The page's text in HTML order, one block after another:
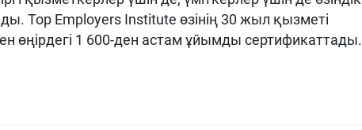
. Top Employers Institute өзінің 30 жыл қызметі
өңірдегі 1 600-ден астам ұйымды сертификаттады.